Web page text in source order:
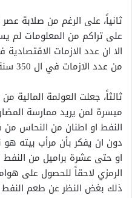
ثانياً، على الرغم من صلابة
على تراكم من المعلومات لم
من عدد الازمات في ال 350 سنة الاخيرة!
ثالثاً، جعلت العولمة المالية
ميسرة لمن يريد ممارسة
النفط او اطنان من النحاس
دون ان يفكر بأن مرأب بيته
او حتى عشرة براميل من النفط
الرمزي لاحقاً للحصول على
ذلك بغض النظر عن طعم النفط